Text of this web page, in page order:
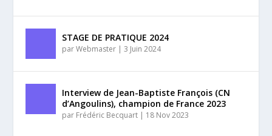
STAGE DE PRATIQUE 2024
parWebmaster |3 Juin 2024
Interview de Jean-Baptiste François (CN
d’Angoulins), champion de France 2023
par Frédéric Becquart | 18 Nov 2023